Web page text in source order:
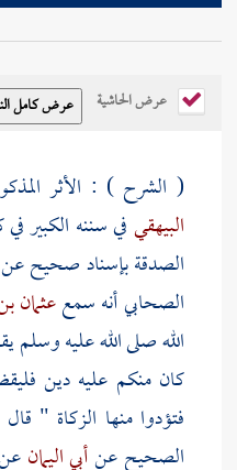
عرض الحاشية
( الشرح ) : الأثر
البيهقيفي سننه الكبير
الصدقة بإسناد صحيح عن
الصحابي أنه سمععثمان
الله صلى الله عليه
كان منكم عليه دين
فتؤدوا منها الزكاة " قال
الصحيح عنأبي اليمان